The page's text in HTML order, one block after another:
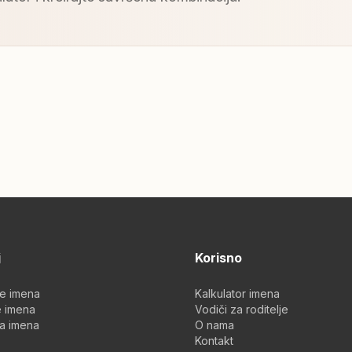
imena
imena
imena
Korisno
Kalkulator imena
Vodiči za roditelje
O nama
Kontakt